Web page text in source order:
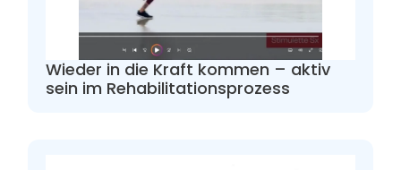
Wieder in die Kraft kommen – aktiv
sein im Rehabilitationsprozess